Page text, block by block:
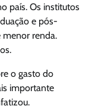
país. Os institutos
e pós-
menor renda.
o gasto do
importante